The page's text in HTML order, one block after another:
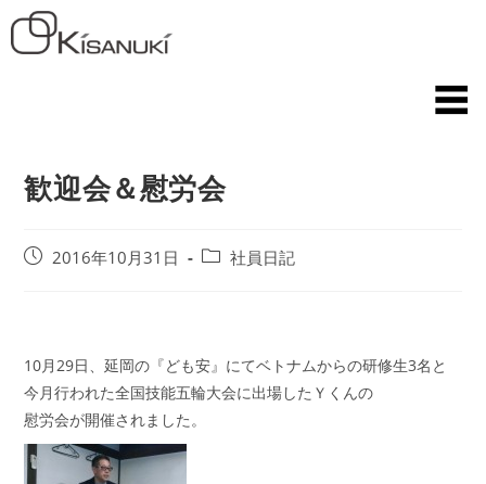
歓迎会＆慰労会
2016年10月31日 社員日記
10月29日、延岡の『ども安』にてベトナムからの研修生3名と
今月行われた全国技能五輪大会に出場したＹくんの
慰労会が開催されました。